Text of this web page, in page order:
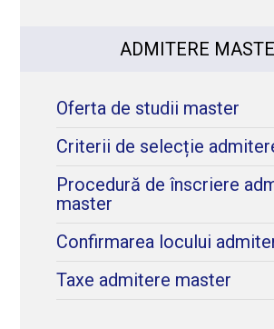
ADMITERE
Oferta de studii master
Criterii de selecție
Procedură de înscriere
master
Confirmarea locului
Taxe admitere master